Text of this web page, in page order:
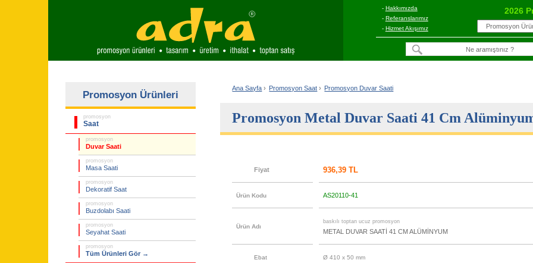
- Hakkımızda
- Referanslarımız
- Hizmet Akışımız
2026
Promosyon Ürünleri
promosyon
Saat
promosyon
Duvar Saati
promosyon
Masa Saati
promosyon
Dekoratif Saat
promosyon
Buzdolabı Saati
promosyon
Seyahat Saati
promosyon
Tüm Ürünleri Gör →
Ana Sayfa › Promosyon Saat › Promosyon Duvar Saati
Promosyon Metal Duvar Saati 41 Cm
Fiyat 936,39 TL
Ürün Kodu AS20110-41
Ürün Adı
baskılı toptan ucuz promosyon
METAL DUVAR SAATİ 41 CM ALÜMİNYUM
Ebat Ø 410 x 50 mm